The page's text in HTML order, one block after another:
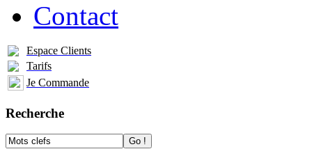
Contact
Espace Clients
Tarifs
Je Commande
Recherche